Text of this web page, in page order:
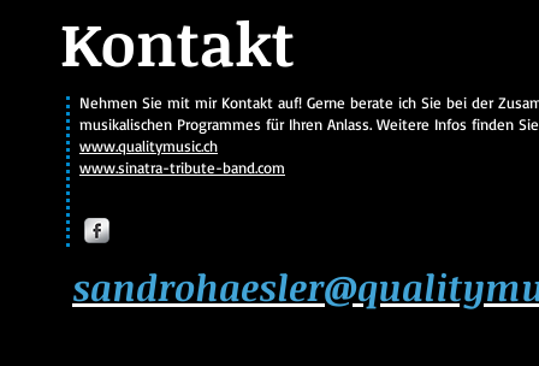
Kontakt
Nehmen Sie mit mir Kontakt auf! Gerne berate ich Sie bei der
musikalischen Programmes für Ihren Anlass. Weitere Infos finden
www.qualitymusic.ch
www.sinatra-tribute-band.com